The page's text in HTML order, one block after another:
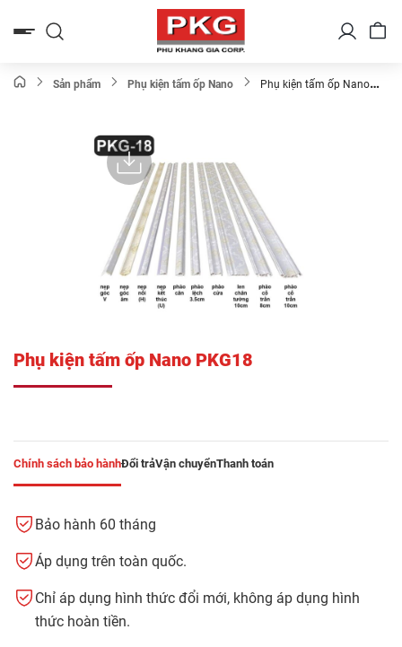
qua
Sản phẩm Phụ kiện tấm ốp Nano
Phụ kiện tấm ốp Nano
Phụ kiện tấm ốp Nano PKG18
Chính sách bảo hànhĐổi trảVận chuyểnThanh toán
Bảo hành 60 tháng
Áp dụng trên toàn quốc.
Chỉ áp dụng hình thức đổi mới, không áp dụng hình
thức hoàn tiền.